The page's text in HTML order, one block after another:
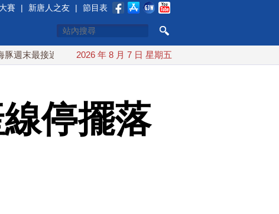
大賽 | 新唐人之友 | 節目表
接近台灣 最快9日可能登陸中國 台灣漢光首結合城鎮演習 AIT連
2026 年 8 月 7 日 星期五
停擺落